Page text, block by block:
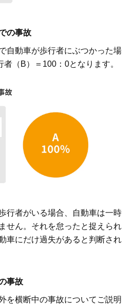
の事故
自動車が歩行者にぶつかった場
（B）＝100：0となります。
行者がいる場合、自動車は一時
せん。それを怠ったと捉えられ
車にだけ過失があると判断され
事故
を横断中の事故についてご説明